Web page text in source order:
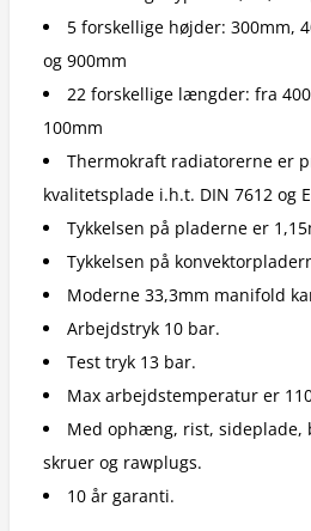
5 forskellige højder: 300mm,
og 900mm
22 forskellige længder: fra
100mm
Thermokraft radiatorerne er
kvalitetsplade i.h.t. DIN 7612 og
Tykkelsen på pladerne er
Tykkelsen på
Moderne 33,3mm manifold
Arbejdstryk 10 bar.
Test tryk 13 bar.
Max arbejdstemperatur er
Med ophæng, rist,
skruer og rawplugs.
10 år garanti.